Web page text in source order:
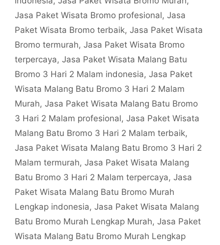
Jasa Paket Wisata Bromo profesional, Jasa
Paket Wisata Bromo terbaik, Jasa Paket Wisata
Bromo termurah, Jasa Paket Wisata Bromo
terpercaya, Jasa Paket Wisata Malang Batu
Bromo 3 Hari 2 Malam indonesia, Jasa Paket
Wisata Malang Batu Bromo 3 Hari 2 Malam
Murah, Jasa Paket Wisata Malang Batu Bromo
3 Hari 2 Malam profesional, Jasa Paket Wisata
Malang Batu Bromo 3 Hari 2 Malam terbaik,
Jasa Paket Wisata Malang Batu Bromo 3 Hari 2
Malam termurah, Jasa Paket Wisata Malang
Batu Bromo 3 Hari 2 Malam terpercaya, Jasa
Paket Wisata Malang Batu Bromo Murah
Lengkap indonesia, Jasa Paket Wisata Malang
Batu Bromo Murah Lengkap Murah, Jasa Paket
Wisata Malang Batu Bromo Murah Lengkap